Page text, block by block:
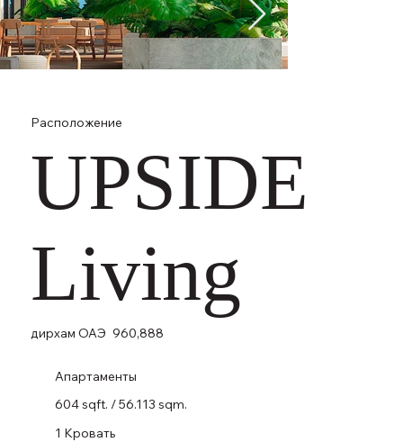
UPSIDE
Living
Апартаменты
604 sqft. / 56.113 sqm.
1 Кровать
960,888
дирхам ОАЭ
Расположение